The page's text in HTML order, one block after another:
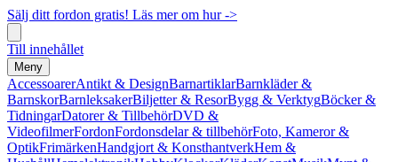
Sälj ditt fordon gratis! Läs mer om hur ->
Till innehållet
Meny
AccessoarerAntikt & DesignBarnartiklarBarnkläder &
BarnskorBarnleksakerBiljetter & ResorBygg & VerktygBöcker &
TidningarDatorer & TillbehörDVD &
VideofilmerFordonFordonsdelar & tillbehörFoto, Kameror &
OptikFrimärkenHandgjort & KonsthantverkHem &